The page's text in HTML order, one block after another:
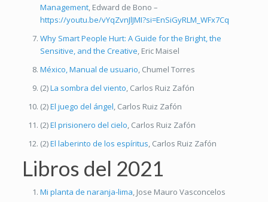
Management, Edward de Bono –
https://youtu.be/vYqZvnJlJMI?si=EnSiGyRLM_WFx7Cq
Why Smart People Hurt: A Guide for the Bright, the
Sensitive, and the Creative , Eric Maisel
México, Manual de usuario , Chumel Torres
(2)La sombra del viento , Carlos Ruiz Zafón
(2)El juego del ángel , Carlos Ruiz Zafón
(2)El prisionero del cielo , Carlos Ruiz Zafón
(2)El laberinto de los espíritus , Carlos Ruiz Zafón
Libros del 2021
Mi planta de naranja-lima , Jose Mauro Vasconcelos